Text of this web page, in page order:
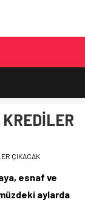
OLDU
ÇIKACAK
esnaf ve
aylarda